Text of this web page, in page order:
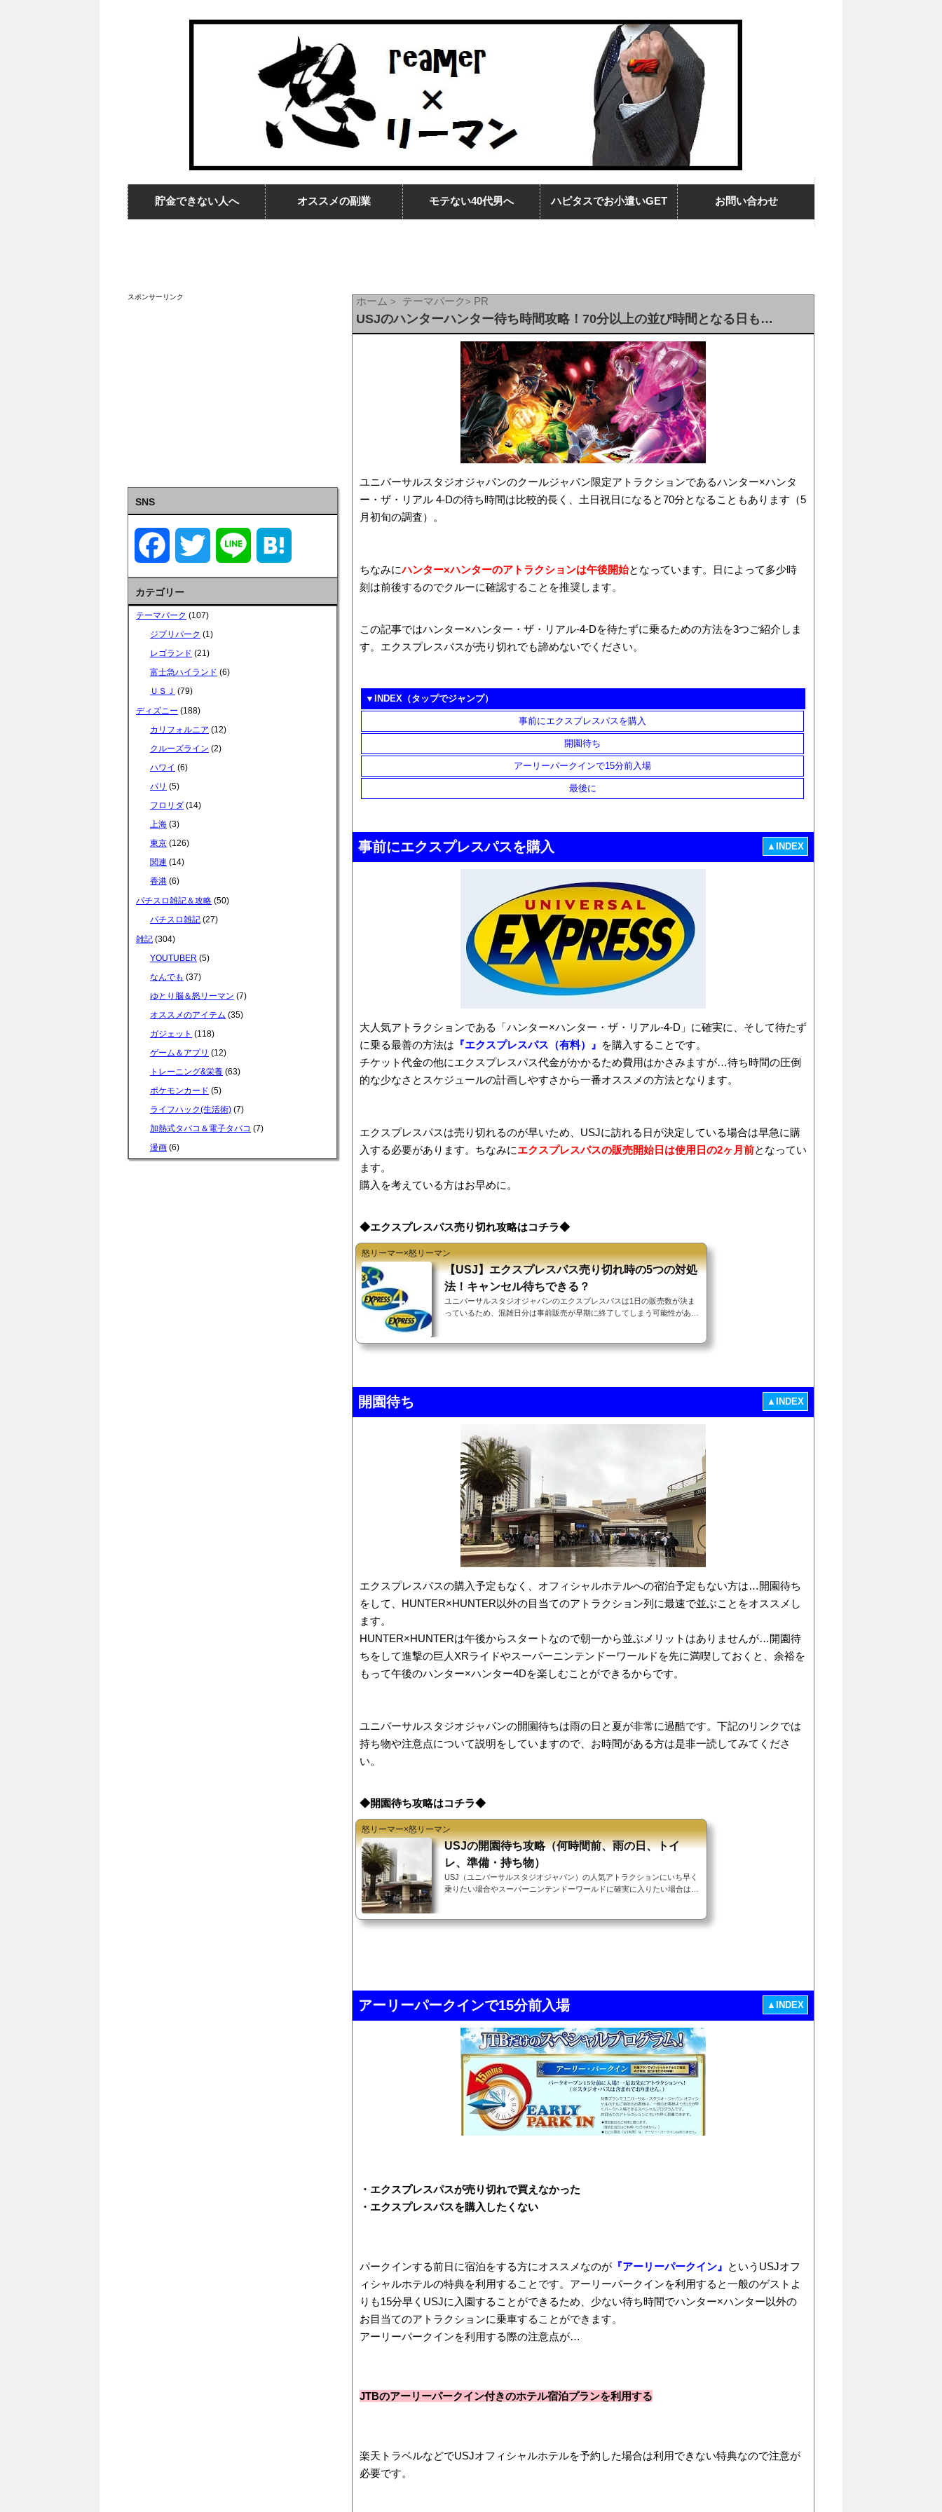
貯金できない人へ オススメの副業 モテない40代男へ ハピタスでお小遣いGET お問い合わせ
ホーム > テーマパーク > PR
USJのハンターハンター待ち時間攻略！70分以上の並び時間となる日も…
ユニバーサルスタジオジャパンのクールジャパン限定アトラクションであるハンター×ハンタ
ー・ザ・リアル 4-Dの待ち時間は比較的長く、土日祝日になると70分となることもあります（5
月初旬の調査）。
ちなみにハンター×ハンターのアトラクションは午後開始となっています。日によって多少時
刻は前後するのでクルーに確認することを推奨します。
この記事ではハンター×ハンター・ザ・リアル-4-Dを待たずに乗るための方法を3つご紹介しま
す。エクスプレスパスが売り切れでも諦めないでください。
▼INDEX（タップでジャンプ）
事前にエクスプレスパスを購入
開園待ち
アーリーパークインで15分前入場
最後に
事前にエクスプレスパスを購入 ▲INDEX
大人気アトラクションである「ハンター×ハンター・ザ・リアル-4-D」に確実に、そして待たず
に乗る最善の方法は 『エクスプレスパス（有料）』 を購入することです。
チケット代金の他にエクスプレスパス代金がかかるため費用はかさみますが…待ち時間の圧倒
的な少なさとスケジュールの計画しやすさから一番オススメの方法となります。
エクスプレスパスは売り切れるのが早いため、USJに訪れる日が決定している場合は早急に購
入する必要があります。ちなみにエクスプレスパスの販売開始日は使用日の2ヶ月前となってい
ます。
購入を考えている方はお早めに。
◆エクスプレスパス売り切れ攻略はコチラ◆
怒リーマー×怒リーマン
【USJ】エクスプレスパス売り切れ時の5つの対処
法！キャンセル待ちできる？
ユニバーサルスタジオジャパンのエクスプレスパスは1日の販売数が決ま
っているため、混雑日分は事前販売が早期に終了してしまう可能性があり
レスパスはすぐ売り切れる【対処1】在庫カレンダーは常にチェック【対
開園待ち ▲INDEX
エクスプレスパスの購入予定もなく、オフィシャルホテルへの宿泊予定もない方は…開園待ち
をして、HUNTER×HUNTER以外の目当てのアトラクション列に最速で並ぶことをオススメし
ます。
HUNTER×HUNTERは午後からスタートなので朝一から並ぶメリットはありませんが…開園待
ちをして進撃の巨人XRライドやスーパーニンテンドーワールドを先に満喫しておくと、余裕を
もって午後のハンター×ハンター4Dを楽しむことができるからです。
ユニバーサルスタジオジャパンの開園待ちは雨の日と夏が非常に過酷です。下記のリンクでは
持ち物や注意点について説明をしていますので、お時間がある方は是非一読してみてくださ
い。
◆開園待ち攻略はコチラ◆
怒リーマー×怒リーマン
USJの開園待ち攻略（何時間前、雨の日、トイ
レ、準備・持ち物）
USJ（ユニバーサルスタジオジャパン）の人気アトラクションにいち早く
乗りたい場合やスーパーニンテンドーワールドに確実に入りたい場合は、
えします。▼INDEX（タップでジャンプ）開園待ちのメリット何時間前か
アーリーパークインで15分前入場 ▲INDEX
・エクスプレスパスが売り切れで買えなかった
・エクスプレスパスを購入したくない
パークインする前日に宿泊をする方にオススメなのが 『アーリーパークイン』 というUSJオフ
ィシャルホテルの特典を利用することです。アーリーパークインを利用すると一般のゲストよ
りも15分早くUSJに入園することができるため、少ない待ち時間でハンター×ハンター以外の
お目当てのアトラクションに乗車することができます。
アーリーパークインを利用する際の注意点が…
JTBのアーリーパークイン付きのホテル宿泊プランを利用する
楽天トラベルなどでUSJオフィシャルホテルを予約した場合は利用できない特典なので注意が
必要です。
スポンサーリンク
SNS
a
c
e
b
o
k
w
r
i a
カテゴリー
テーマパーク (107)
ジブリパーク (1)
レゴランド (21)
富士急ハイランド (6)
ＵＳＪ (79)
ディズニー (188)
カリフォルニア (12)
クルーズライン (2)
ハワイ (6)
パリ (5)
フロリダ (14)
上海 (3)
東京 (126)
関連 (14)
香港 (6)
パチスロ雑記＆攻略 (50)
パチスロ雑記 (27)
雑記 (304)
YOUTUBER (5)
なんでも (37)
ゆとり脳＆怒リーマン (7)
オススメのアイテム (35)
ガジェット (118)
ゲーム＆アプリ (12)
トレーニング&栄養 (63)
ポケモンカード (5)
ライフハック(生活術) (7)
加熱式タバコ＆電子タバコ (7)
漫画 (6)